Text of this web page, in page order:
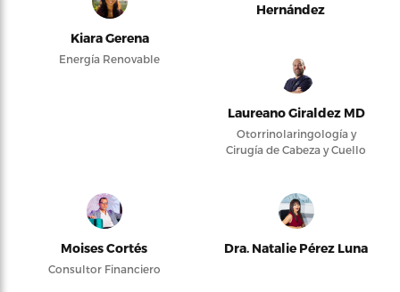
Kiara Gerena
Energía Renovable
Hernández
Laureano Giraldez MD
Otorrinolaringología y
Cirugía de Cabeza y Cuello
Moises Cortés
Consultor Financiero
Dra. Natalie Pérez Luna